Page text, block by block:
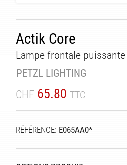
Actik Core
Lampe frontale
PETZL LIGHTING
CHF 65.80 TTC
RÉFÉRENCE: E065AA0*